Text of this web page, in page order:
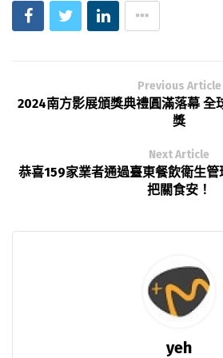
Previous Article
2024南方影展頒獎典禮圓滿落幕 全
獎
Next Article
恭喜159家業者通過臺東餐飲衛生
把關食安！
yeh